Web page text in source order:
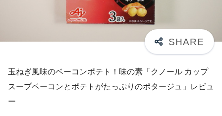
玉ねぎ風味のベーコンポテト！味の素「クノール カップ
スープベーコンとポテトがたっぷりのポタージュ」レビュ
ー